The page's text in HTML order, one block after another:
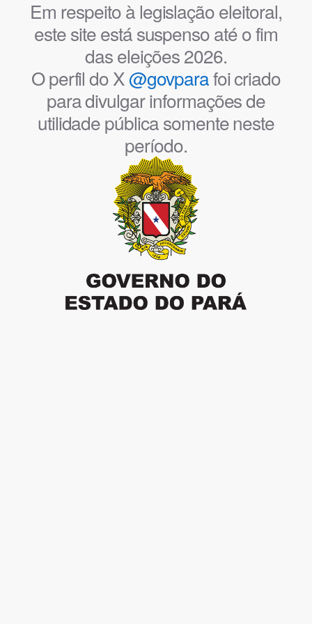
Em respeito à legislação eleitoral,
este site está suspenso até o fim
das eleições 2026.
O perfil do X@govparafoi criado
para divulgar informações de
utilidade pública somente neste
período.